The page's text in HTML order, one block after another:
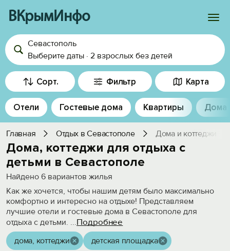
ВКрымИнфо
Войти
Избранное
История просмотра
Добавить свой объект
Севастополь
Выберите даты · 2 взрослых без детей
Сорт. Фильтр Карта
Отели Гостевые дома Квартиры Дома
Главная Отдых в Севастополе Дома и коттеджи
Дома, коттеджи для отдыха с
детьми в Севастополе
Найдено 6 вариантов жилья
Как же хочется, чтобы нашим детям было максимально
комфортно и интересно на отдыхе! Представляем
лучшие отели и гостевые дома в Севастополе для
отдыха с детьми. ...Подробнее
дома, коттеджи детская площадка